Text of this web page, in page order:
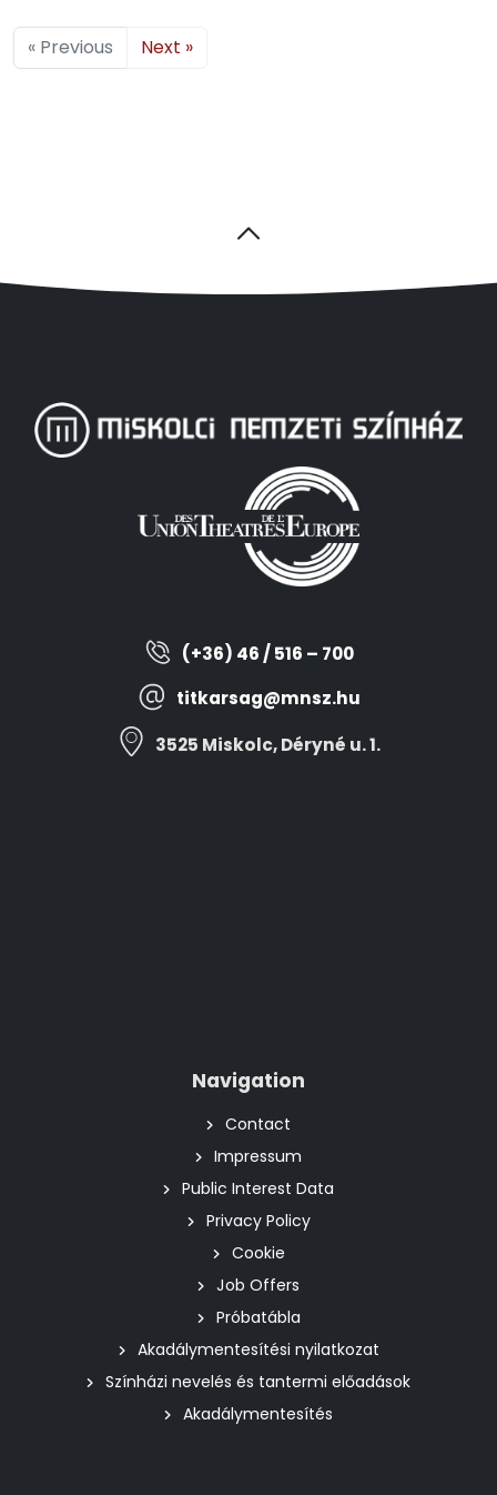
« Previous Next »
(+36) 46 / 516 – 700
titkarsag@mnsz.hu
3525 Miskolc, Déryné u. 1.
Navigation
Contact
Impressum
Public Interest Data
Privacy Policy
Cookie
Job Offers
Próbatábla
Akadálymentesítési nyilatkozat
Színházi nevelés és tantermi előadások
Akadálymentesítés